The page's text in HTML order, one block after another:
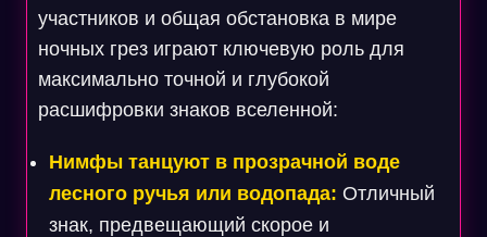
участников и общая обстановка в мире
ночных грез играют ключевую роль для
максимально точной и глубокой
расшифровки знаков вселенной:
Нимфы танцуют в прозрачной воде
лесного ручья или водопада: Отличный
знак, предвещающий скорое и